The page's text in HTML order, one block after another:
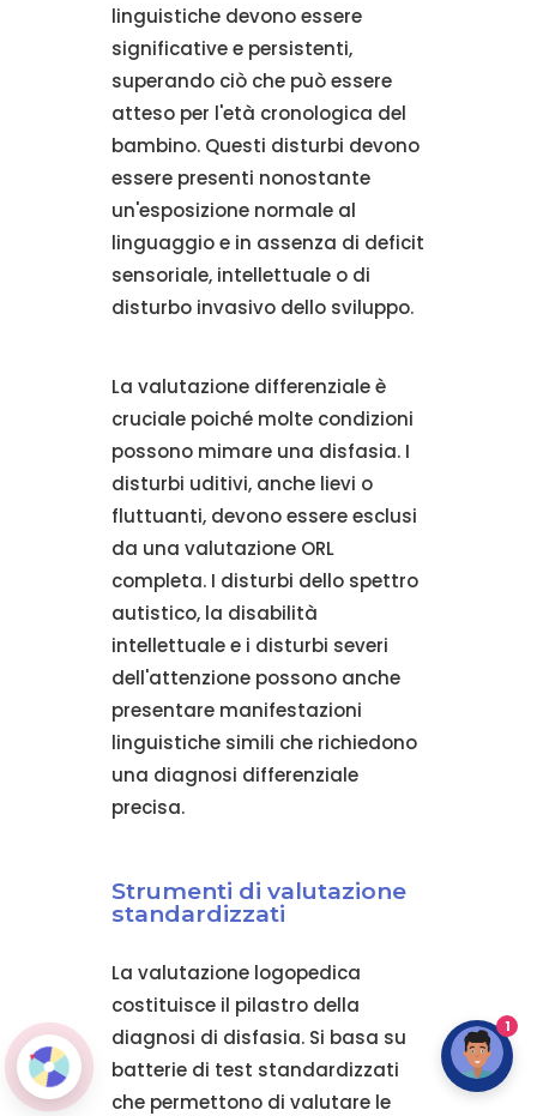
linguistiche devono essere
significative e persistenti,
superando ciò che può essere
atteso per l'età cronologica del
bambino. Questi disturbi devono
essere presenti nonostante
un'esposizione normale al
linguaggio e in assenza di deficit
sensoriale, intellettuale o di
disturbo invasivo dello sviluppo.
La valutazione differenziale è
cruciale poiché molte condizioni
possono mimare una disfasia. I
disturbi uditivi, anche lievi o
fluttuanti, devono essere esclusi
da una valutazione ORL
completa. I disturbi dello spettro
autistico, la disabilità
intellettuale e i disturbi severi
dell'attenzione possono anche
presentare manifestazioni
linguistiche simili che richiedono
una diagnosi differenziale
precisa.
Strumenti di valutazione
standardizzati
La valutazione logopedica
costituisce il pilastro della
diagnosi di disfasia. Si basa su
batterie di test standardizzati
che permettono di valutare le
1